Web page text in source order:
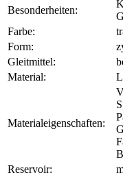
Besonderheiten:
Farbe:
Form:
Gleitmittel:
Material:
Materialeigenschaften:
Reservoir: